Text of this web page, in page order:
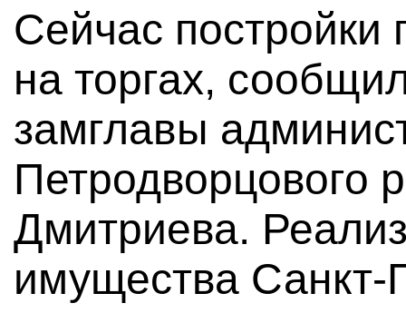
Сейчас постройки
на торгах,
замглавы
Петродворцового
Дмитриева.
имущества Санкт-